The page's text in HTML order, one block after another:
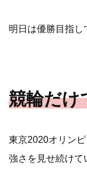
明日は優勝目指し
競輪だけ
東京2020オリン
強さを見せ続けて